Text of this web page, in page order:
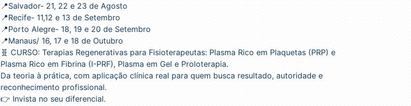
📍Salvador- 21, 22 e 23 de Agosto
📍Recife- 11,12 e 13 de Setembro
📍Porto Alegre- 18, 19 e 20 de Setembro
📍Manaus/ 16, 17 e 18 de Outubro
🧬 CURSO: Terapias Regenerativas para Fisioterapeutas: Plasma Rico em Plaquetas (PRP) e
Plasma Rico em Fibrina (I-PRF), Plasma em Gel e Proloterapia.
Da teoria à prática, com aplicação clínica real para quem busca resultado, autoridade e
reconhecimento profissional.
👉 Invista no seu diferencial.